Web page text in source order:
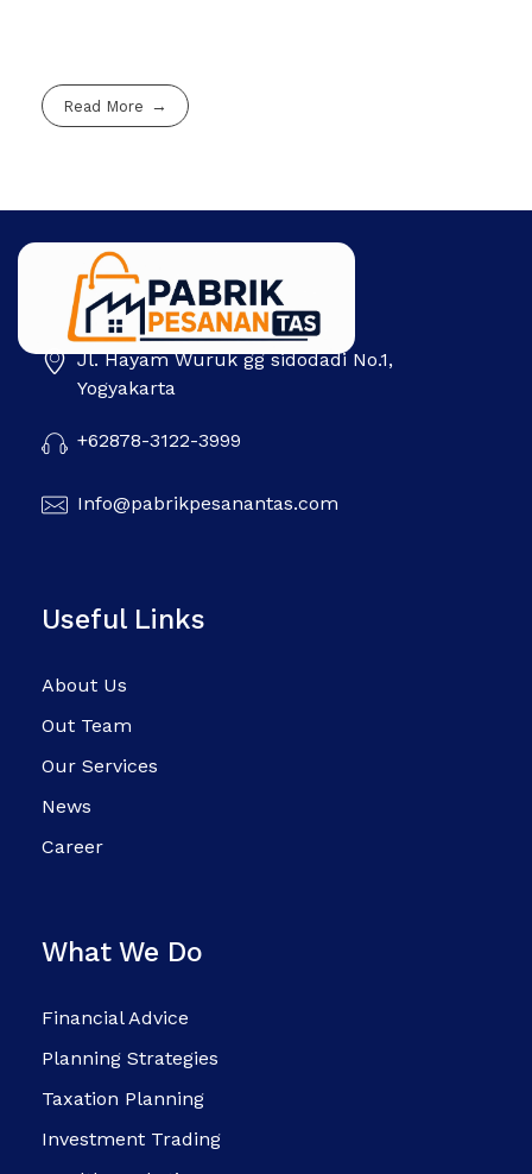
Read More
Pabrik Pesanan Tas Jl. Hayam Wuruk gg sidodadi No.1,
Yogyakarta
+62878-3122-3999
Info@pabrikpesanantas.com
Useful Links
About Us
Out Team
Our Services
News
Career
What We Do
Financial Advice
Planning Strategies
Taxation Planning
Investment Trading